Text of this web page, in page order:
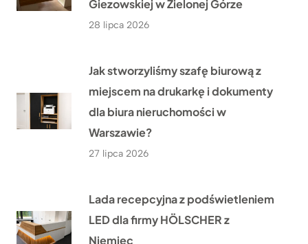
Giezowskiej w Zielonej Górze
28 lipca 2026
Jak stworzyliśmy szafę biurową z
miejscem na drukarkę i dokumenty
dla biura nieruchomości w
Warszawie?
27 lipca 2026
Lada recepcyjna z podświetleniem
LED dla firmy HÖLSCHER z
Niemiec